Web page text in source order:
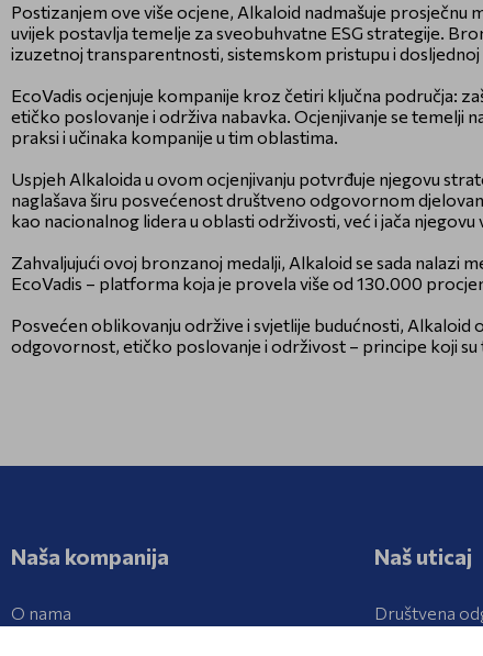
Postizanjem ove više ocjene, Alkaloid nadmašuje prosječnu
uvijek postavlja temelje za sveobuhvatne ESG strategije.
izuzetnoj transparentnosti, sistemskom pristupu i
EcoVadis ocjenjuje kompanije kroz četiri ključna područja:
etičko poslovanje i održiva nabavka. Ocjenjivanje se temelji
praksi i učinaka kompanije u tim oblastima.
Uspjeh Alkaloida u ovom ocjenjivanju potvrđuje njegovu
naglašava širu posvećenost društveno odgovornom
kao nacionalnog lidera u oblasti održivosti, već i jača
Zahvaljujući ovoj bronzanoj medalji, Alkaloid se sada nalazi
EcoVadis – platforma koja je provela više od 130.000
Posvećen oblikovanju održive i svjetlije budućnosti, Alkaloid
odgovornost, etičko poslovanje i održivost – principe koji
Naša kompanija
O nama
Naš uticaj
Društvena